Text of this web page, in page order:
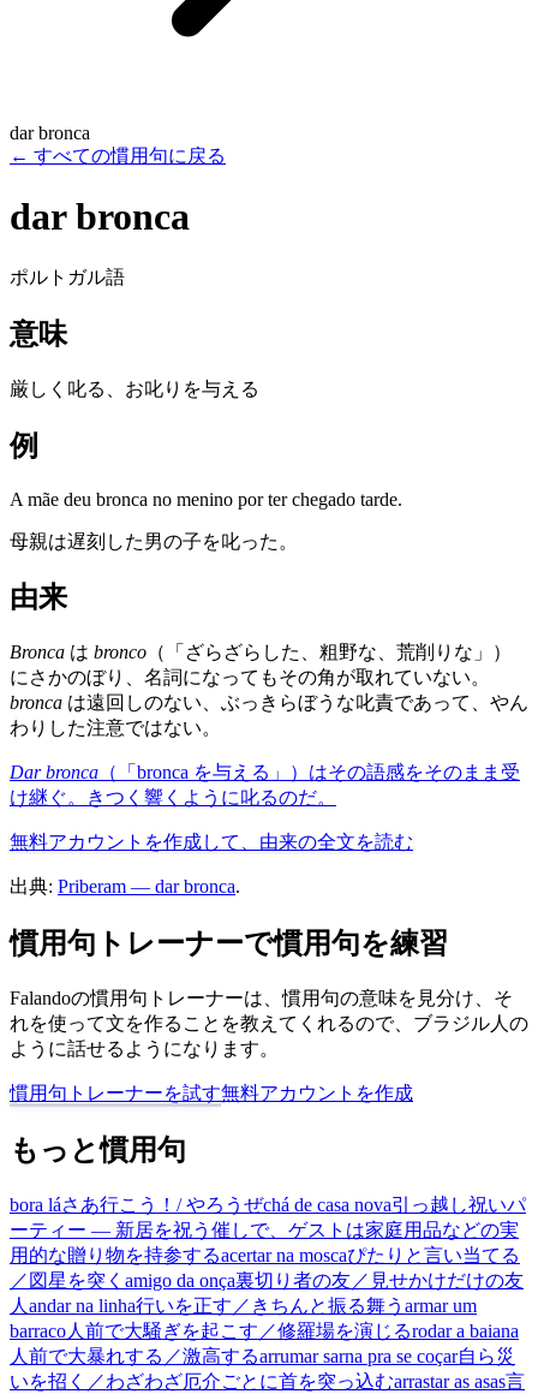
dar bronca
← すべての慣用句に戻る
dar bronca
ポルトガル語
意味
厳しく叱る、お叱りを与える
例
A mãe deu bronca no menino por ter chegado tarde.
母親は遅刻した男の子を叱った。
由来
Bronca は bronco （「ざらざらした、粗野な、荒削りな」）
にさかのぼり、名詞になってもその角が取れていない。
bronca は遠回しのない、ぶっきらぼうな叱責であって、やん
わりした注意ではない。
Dar bronca （「bronca を与える」）はその語感をそのまま受
け継ぐ。きつく響くように叱るのだ。
無料アカウントを作成して、由来の全文を読む
出典: Priberam — dar bronca.
慣用句トレーナーで慣用句を練習
Falandoの慣用句トレーナーは、慣用句の意味を見分け、そ
れを使って文を作ることを教えてくれるので、ブラジル人の
ように話せるようになります。
慣用句トレーナーを試す無料アカウントを作成
もっと慣用句
bora láさあ行こう！/ やろうぜchá de casa nova引っ越し祝いパ
ーティー — 新居を祝う催しで、ゲストは家庭用品などの実
用的な贈り物を持参するacertar na moscaぴたりと言い当てる
／図星を突く amigo da onça裏切り者の友／見せかけだけの友
人 andar na linha行いを正す／きちんと振る舞う armar um
barraco人前で大騒ぎを起こす／修羅場を演じるrodar a baiana
人前で大暴れする／激高するarrumar sarna pra se coçar自ら災
いを招く／わざわざ厄介ごとに首を突っ込むarrastar as asas言